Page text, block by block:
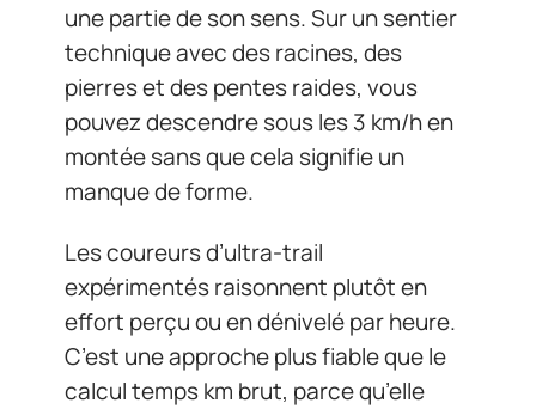
une partie de son sens. Sur un sentier
technique avec des racines, des
pierres et des pentes raides, vous
pouvez descendre sous les 3 km/h en
montée sans que cela signifie un
manque de forme.
Les coureurs d’ultra-trail
expérimentés raisonnent plutôt en
effort perçu ou en dénivelé par heure.
C’est une approche plus fiable que le
calcul temps km brut, parce qu’elle